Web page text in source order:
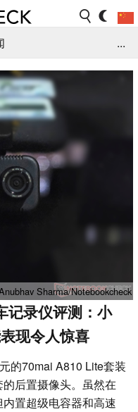
...
Sharma/Notebookcheck
录仪评测：小
现令人惊喜
的70mai A810 Lite套装
后置摄像头。虽然在
置超级电容器和高速